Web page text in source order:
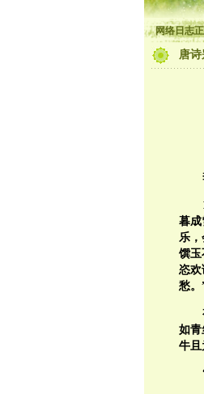
网络日志
唐诗
暮成
乐，
馔玉
恣欢
愁。
如青
牛且